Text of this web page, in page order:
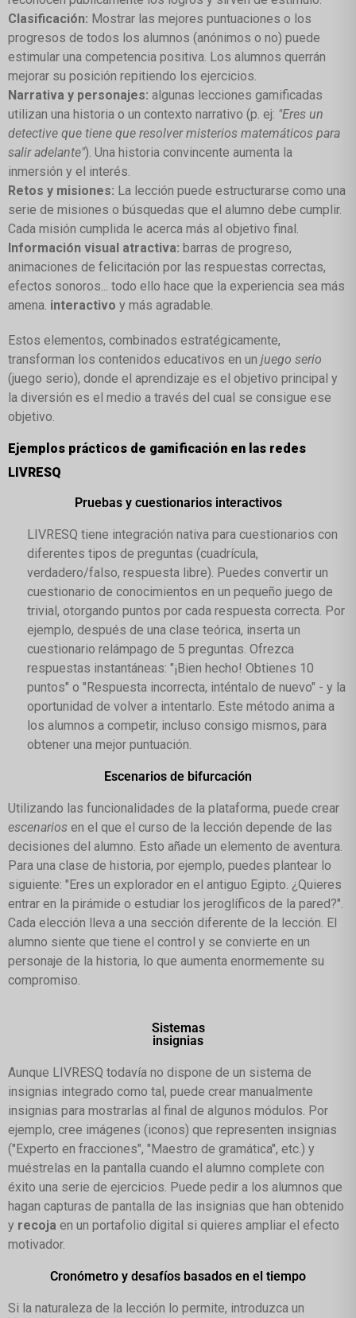
Clasificación: Mostrar las mejores puntuaciones o los
progresos de todos los alumnos (anónimos o no) puede
estimular una competencia positiva. Los alumnos querrán
mejorar su posición repitiendo los ejercicios.
Narrativa y personajes: algunas lecciones gamificadas
utilizan una historia o un contexto narrativo (p. ej: "Eres un
detective que tiene que resolver misterios matemáticos para
salir adelante"). Una historia convincente aumenta la
inmersión y el interés.
Retos y misiones: La lección puede estructurarse como una
serie de misiones o búsquedas que el alumno debe cumplir.
Cada misión cumplida le acerca más al objetivo final.
Información visual atractiva: barras de progreso,
animaciones de felicitación por las respuestas correctas,
efectos sonoros... todo ello hace que la experiencia sea más
amena. interactivo y más agradable.
Estos elementos, combinados estratégicamente,
transforman los contenidos educativos en un juego serio
(juego serio), donde el aprendizaje es el objetivo principal y
la diversión es el medio a través del cual se consigue ese
objetivo.
Ejemplos prácticos de gamificación en las redes
LIVRESQ
Pruebas y cuestionarios interactivos
LIVRESQ tiene integración nativa para cuestionarios con
diferentes tipos de preguntas (cuadrícula,
verdadero/falso, respuesta libre). Puedes convertir un
cuestionario de conocimientos en un pequeño juego de
trivial, otorgando puntos por cada respuesta correcta. Por
ejemplo, después de una clase teórica, inserta un
cuestionario relámpago de 5 preguntas. Ofrezca
respuestas instantáneas: "¡Bien hecho! Obtienes 10
puntos" o "Respuesta incorrecta, inténtalo de nuevo" - y la
oportunidad de volver a intentarlo. Este método anima a
los alumnos a competir, incluso consigo mismos, para
obtener una mejor puntuación.
Escenarios de bifurcación
Utilizando las funcionalidades de la plataforma, puede crear
escenarios en el que el curso de la lección depende de las
decisiones del alumno. Esto añade un elemento de aventura.
Para una clase de historia, por ejemplo, puedes plantear lo
siguiente: "Eres un explorador en el antiguo Egipto. ¿Quieres
entrar en la pirámide o estudiar los jeroglíficos de la pared?".
Cada elección lleva a una sección diferente de la lección. El
alumno siente que tiene el control y se convierte en un
personaje de la historia, lo que aumenta enormemente su
compromiso.
Sistemas
insignias
Aunque LIVRESQ todavía no dispone de un sistema de
insignias integrado como tal, puede crear manualmente
insignias para mostrarlas al final de algunos módulos. Por
ejemplo, cree imágenes (iconos) que representen insignias
("Experto en fracciones", "Maestro de gramática", etc.) y
muéstrelas en la pantalla cuando el alumno complete con
éxito una serie de ejercicios. Puede pedir a los alumnos que
hagan capturas de pantalla de las insignias que han obtenido
y recoja en un portafolio digital si quieres ampliar el efecto
motivador.
Cronómetro y desafíos basados en el tiempo
Si la naturaleza de la lección lo permite, introduzca un